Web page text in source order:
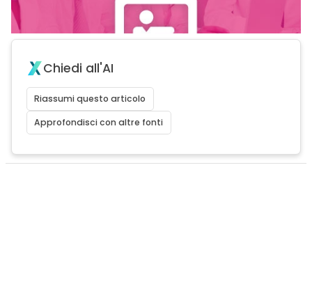
Chiedi all'AI
Riassumi questo articolo
Approfondisci con altre fonti